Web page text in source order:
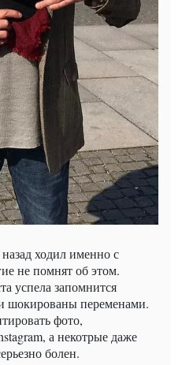
ходил именно с
не помнят об этом.
успела запомнится
шокированы переменами.
фото,
а некотрые даже
болен.